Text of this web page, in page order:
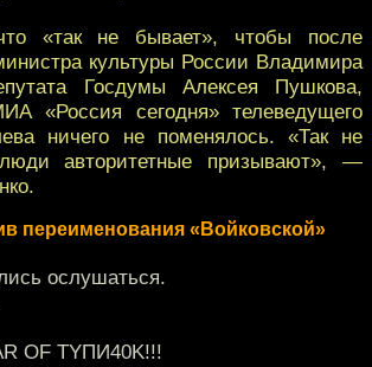
«так не бывает», чтобы после
культуры России Владимира
Госдумы Алексея Пушкова,
«Россия сегодня» телеведущего
ничего не поменялось. «Так не
авторитетные призывают», —
переименования «Войковской»
ослушаться.
OF TYПИ40K!!!